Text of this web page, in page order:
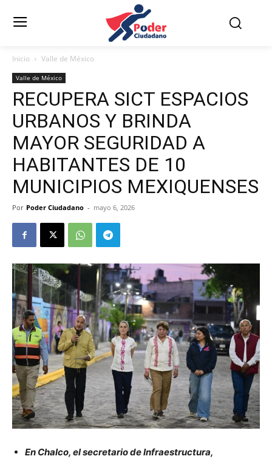
Inicio Valle de México
Valle de México
RECUPERA SICT ESPACIOS
URBANOS Y BRINDA
MAYOR SEGURIDAD A
HABITANTES DE 10
MUNICIPIOS MEXIQUENSES
Por Poder Ciudadano - mayo 6, 2026
En Chalco, el secretario de Infraestructura,